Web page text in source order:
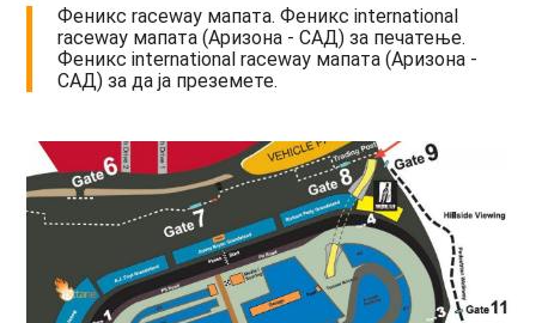
Феникс raceway мапата. Феникс international
raceway мапата (Аризона - САД) за печатење.
Феникс international raceway мапата (Аризона -
САД) за да ја преземете.